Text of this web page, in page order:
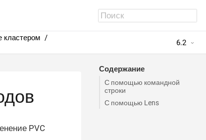
кластером
6.2
Содержание
С помощью командной
строки
С помощью Lens
PVC